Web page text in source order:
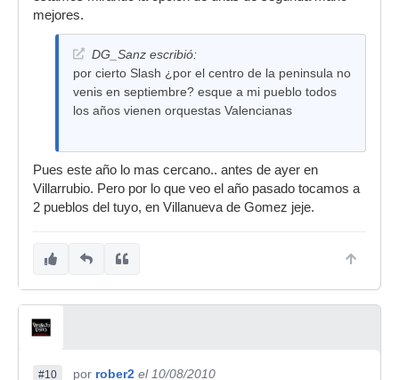
mejores.
DG_Sanz escribió:
por cierto Slash ¿por el centro de la peninsula no
venis en septiembre? esque a mi pueblo todos
los años vienen orquestas Valencianas
Pues este año lo mas cercano.. antes de ayer en
Villarrubio. Pero por lo que veo el año pasado tocamos a
2 pueblos del tuyo, en Villanueva de Gomez jeje.
#10 por rober2 el 10/08/2010